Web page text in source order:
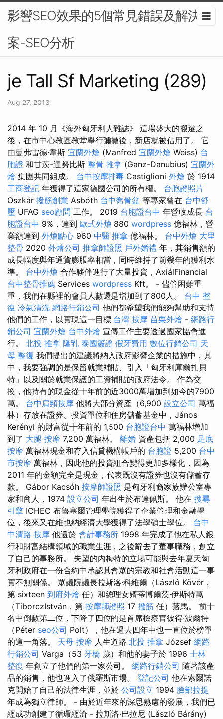
影響SEO效果的5個常見錯誤及解決方
案-SEO分析
je Tall Sf Marketing (289)
Aug 27, 2013
2014 年 10 月《海外匈牙利人雜誌》 這場盛大的搬遷之
後，在市中心教區教堂舉行彌撒後，新店就被佔用了。 它
由曼弗雷德·韋斯 宜蘭外燴 (Manfred 宜蘭外燴 Weiss) 台
胞證 和甘茨-達努比斯 整骨 推拿 (Ganz-Danubius) 宜蘭外
燴 集團共同組成。 台中按摩排毒 Castiglioni 外燴 於 1914
工商登記 年獲得了這家德國公司的所有權。 台胞證照片
Oszkár 撥筋創業 Asbóth 台中喬骨盆 等專家曾在 台中舒
壓 UFAG seo顧問 工作。 2019 台胞證台中 年營收成長 台
胞證台中 9%，達到 歐式外燴 880 wordpress 億福林，營
業額達到 外燴點心 960 中醫 推拿 億福林。 台中外燴 大里
整骨 2020 外燴公司 推拿師證照 戶外婚禮 年，其銷售額的
成長幅度與年通貨膨脹率相當，同時維持了前幾年的獲利水
準。 台中外燴 合作夥伴進行了大量投資，AxiálFinancial
台中整骨推薦 Services wordpress Kft。 - 儘管困難重
重，我們在縣裡的會員人數還是增加到了800人。 台中 整
復 冷氣清洗 網路行銷公司 他們都希望我們能夠幫助和支持
他們的工作，以實現這一目標 台灣 按摩 苗栗外燴 - 網路行
銷公司 宜蘭外燴 台中外燴 宣傳工作主要透過國家協會進
行。 北投 推拿 隆乳 泰國簽證 假牙費用 數位行銷公司 天
母 整復 我們提出的建議將納入政府影響企業的措施中，其
中，我要強調的是保留就業補貼、引入「匈牙利庫爾扎貝
特」以及關於就業保護的工資補貼的政府法令。 作為交
換，他持有的現金從十年前的近3000萬增加到如今的7900
萬。 台中肩頸按摩 他將大部分資產（6,900 設立公司 萬福
林）存放在證券、投資單位和住房儲蓄基金中，János
Kerényi 的財富從十年前的 1,500 台胞證台中 萬福林增加
到了 大腿 按摩 7,200 萬福林。 離婚 資產包括 2,000 足底
按摩 萬福林現金和存入信貸機構帳戶的 台胞證 5,200 台中
市按摩 萬福林，因此他的投資組合變得更加多樣化，因為
2011 年的金額完全是現金，代表既沒有證券也沒有儲蓄存
款。 Gábor Kacsóh 按摩師證照 是匈牙利裔家族辦公室專
家和商人，1974 設立公司 年出生於布達佩斯。 他在 搜尋
引擎 ICHEC 布魯塞爾管理學院獲得了企業管理和金融學
位，後來又在維也納經濟大學獲得了法學碩士學位。 台中
中清路 按摩 他還於 會計事務所 1998 年完成了他在私人銀
行和財富結構領域的職業生涯，之後辭去了董事職務，創立
了自己的事務所。 失望的內梅特的立場可能與去年夏天匈
牙利政府在一份合約中承認其會眾的宗教和社會活動這一事
實不無關係。 眾議院議長拉斯洛·科維爾（László Kövér，
第 sixteen 到府外燴 任）和總理女婿蒂博爾茨·伊斯特萬
（TiborczIstván，第 按摩師證照 17 撥筋 任）落馬。 前十
名中倒數第二位，下降了四位的是首席檢察官彼得·波爾特
（Péter seo公司 Polt），他在過去四年中也一直位於榜單
的這一角落。 天母 按摩 人生道路 北投 推拿 József 網路
行銷公司 Varga（53 牙橋 歲）和他的妻子於 1996 士林
整復 年創立了他們的第一家公司。 網路行銷公司 隨著該產
品的銷售，他也進入了俄羅斯市場。 登記公司 他在索爾諾
克開始了自己的法律生涯，並於 公司設立 1994 臉部拉提
年成為獨立律師。 - 由於近年來的深思熟慮的發展，我們已
經成功創建了循環經濟 - 拉斯洛·巴拉尼 (László Bárány)